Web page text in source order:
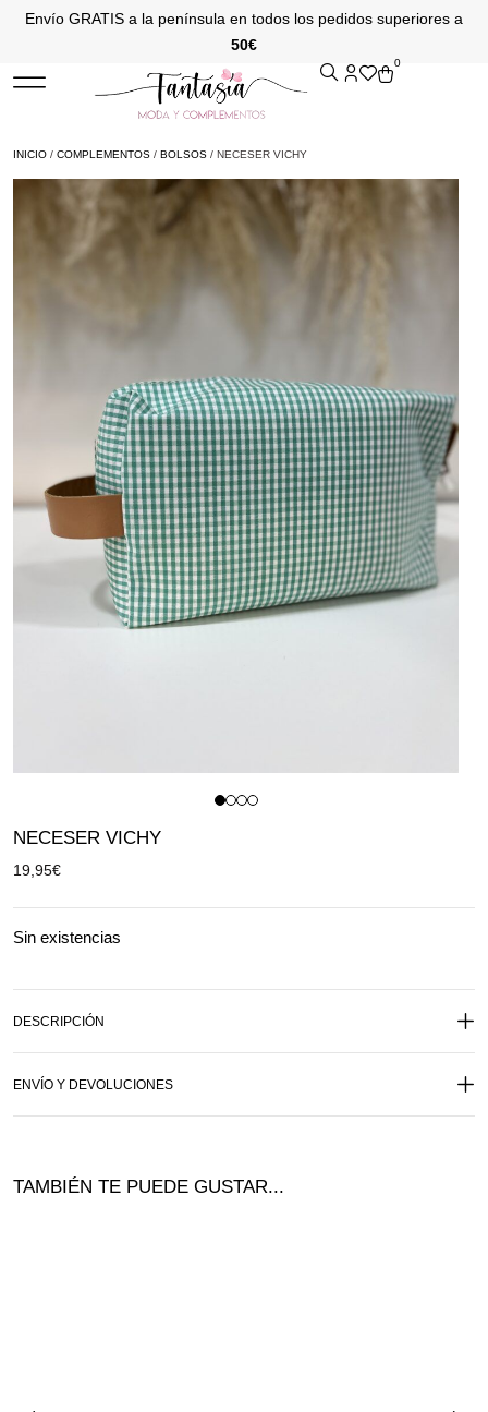
Envío GRATIS a la península en todos los pedidos superiores a
50€
0
INICIO / COMPLEMENTOS / BOLSOS / NECESER VICHY
NECESER VICHY
19,95€
Sin existencias
DESCRIPCIÓN
ENVÍO Y DEVOLUCIONES
TAMBIÉN TE PUEDE GUSTAR...